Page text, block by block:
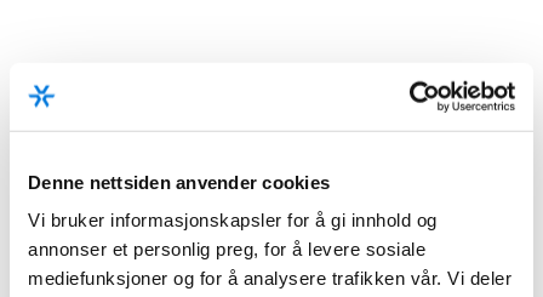
Denne nettsiden anvender cookies
Vi bruker informasjonskapsler for å gi innhold og
annonser et personlig preg, for å levere sosiale
mediefunksjoner og for å analysere trafikken vår. Vi deler